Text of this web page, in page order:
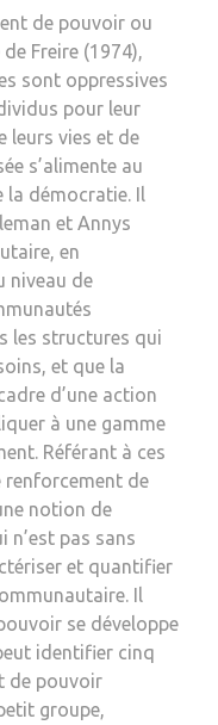
de pouvoir ou
Freire (1974),
sont oppressives
pour leur
leurs vies et de
s’alimente au
la démocratie. Il
et Annys
en
niveau de
les structures qui
et que la
d’une action
à une gamme
Référant à ces
renforcement de
notion de
pas sans
et quantifier
Il
se développe
identifier cinq
de pouvoir
groupe,